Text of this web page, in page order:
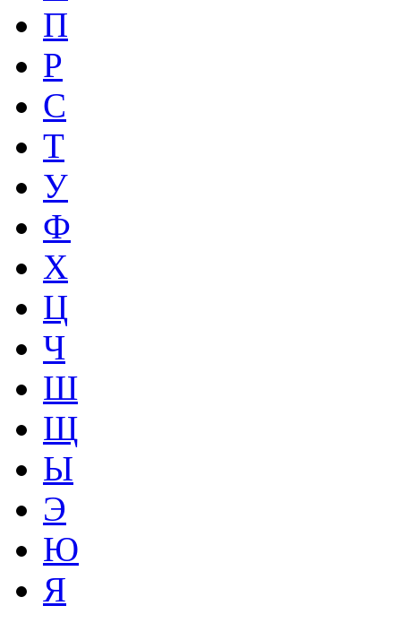
П
Р
С
Т
У
Ф
Х
Ц
Ч
Ш
Щ
Ы
Э
Ю
Я